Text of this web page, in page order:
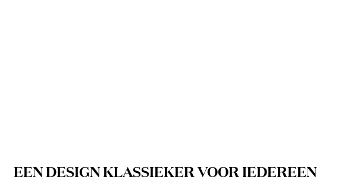
EEN DESIGN KLASSIEKER VOOR IEDEREEN